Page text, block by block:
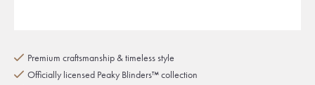
Premium craftsmanship & timeless style
Officially licensed Peaky Blinders™ collection